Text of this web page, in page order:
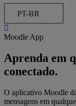
PT-BR
Moodle App
Aprenda em
conectado.
O aplicativo Moodle
mensagens em